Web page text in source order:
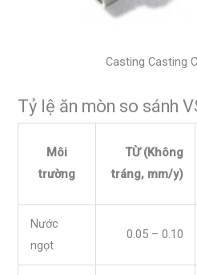
Casting Casting
Tỷ lệ ăn mòn so sánh
Môi
trường
TỪ (Không
tráng, mm/y)
Nước
ngọt
0.05 – 0.10